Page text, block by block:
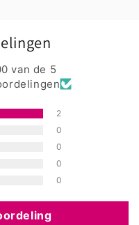
van de 5
2
0
0
0
0